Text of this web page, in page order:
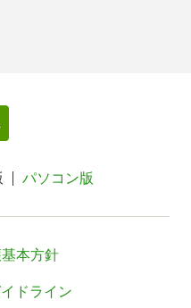
パソコン版
本方針
ドライン